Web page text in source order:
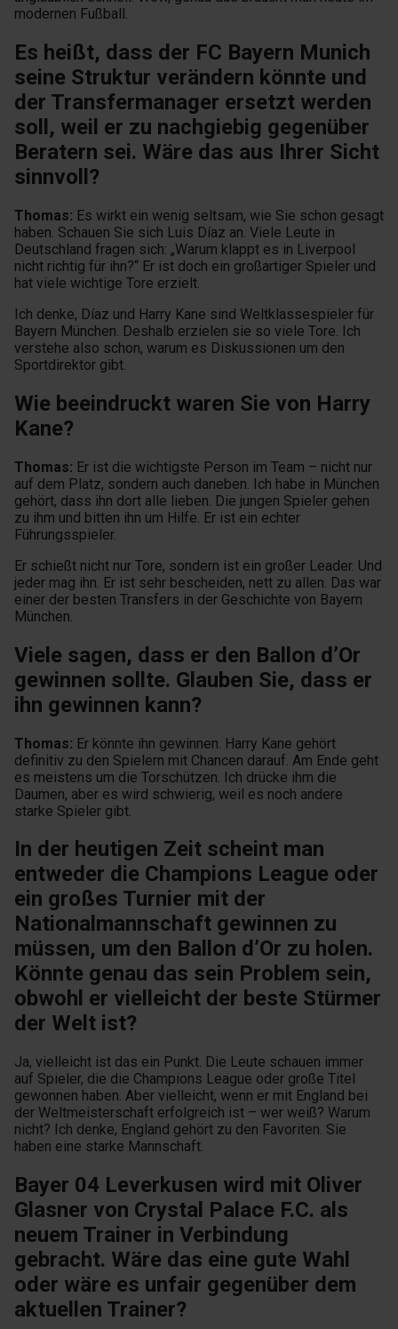
modernen Fußball.
Es heißt, dass der FC Bayern Munich
seine Struktur verändern könnte und
der Transfermanager ersetzt werden
soll, weil er zu nachgiebig gegenüber
Beratern sei. Wäre das aus Ihrer Sicht
sinnvoll?
Thomas: Es wirkt ein wenig seltsam, wie Sie schon gesagt
haben. Schauen Sie sich Luis Díaz an. Viele Leute in
Deutschland fragen sich: „Warum klappt es in Liverpool
nicht richtig für ihn?“ Er ist doch ein großartiger Spieler und
hat viele wichtige Tore erzielt.
Ich denke, Díaz und Harry Kane sind Weltklassespieler für
Bayern München. Deshalb erzielen sie so viele Tore. Ich
verstehe also schon, warum es Diskussionen um den
Sportdirektor gibt.
Wie beeindruckt waren Sie von Harry
Kane?
Thomas: Er ist die wichtigste Person im Team – nicht nur
auf dem Platz, sondern auch daneben. Ich habe in München
gehört, dass ihn dort alle lieben. Die jungen Spieler gehen
zu ihm und bitten ihn um Hilfe. Er ist ein echter
Führungsspieler.
Er schießt nicht nur Tore, sondern ist ein großer Leader. Und
jeder mag ihn. Er ist sehr bescheiden, nett zu allen. Das war
einer der besten Transfers in der Geschichte von Bayern
München.
Viele sagen, dass er den Ballon d’Or
gewinnen sollte. Glauben Sie, dass er
ihn gewinnen kann?
Thomas: Er könnte ihn gewinnen. Harry Kane gehört
definitiv zu den Spielern mit Chancen darauf. Am Ende geht
es meistens um die Torschützen. Ich drücke ihm die
Daumen, aber es wird schwierig, weil es noch andere
starke Spieler gibt.
In der heutigen Zeit scheint man
entweder die Champions League oder
ein großes Turnier mit der
Nationalmannschaft gewinnen zu
müssen, um den Ballon d’Or zu holen.
Könnte genau das sein Problem sein,
obwohl er vielleicht der beste Stürmer
der Welt ist?
Ja, vielleicht ist das ein Punkt. Die Leute schauen immer
auf Spieler, die die Champions League oder große Titel
gewonnen haben. Aber vielleicht, wenn er mit England bei
der Weltmeisterschaft erfolgreich ist – wer weiß? Warum
nicht? Ich denke, England gehört zu den Favoriten. Sie
haben eine starke Mannschaft.
Bayer 04 Leverkusen wird mit Oliver
Glasner von Crystal Palace F.C. als
neuem Trainer in Verbindung
gebracht. Wäre das eine gute Wahl
oder wäre es unfair gegenüber dem
aktuellen Trainer?